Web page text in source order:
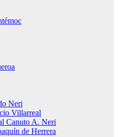
Neri
Villarreal
Canuto A. Neri
de Herrera